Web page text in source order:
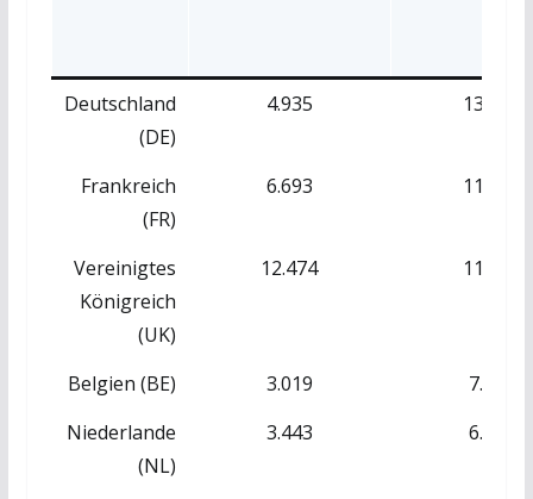
Deutschland
(DE)
4.935 13.068
Frankreich
(FR)
6.693 11.360
Vereinigtes
Königreich
(UK)
12.474 11.768
Belgien (BE) 3.019
7.219
Niederlande
(NL)
3.443 6.842